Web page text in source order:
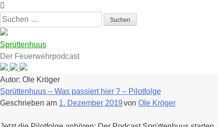
Zum
Inhalt
springen
Suchen
nach:
Sprüttenhuus
Der Feuerwehrpodcast
Autor: Ole Kröger
Sprüttenhuus – Was passiert hier ? – Pilotfolge
Geschrieben am 1. Dezember 2019von Ole Kröger